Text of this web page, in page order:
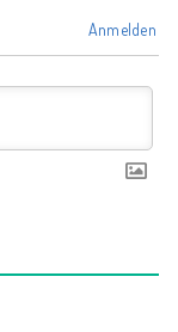
Anmelden